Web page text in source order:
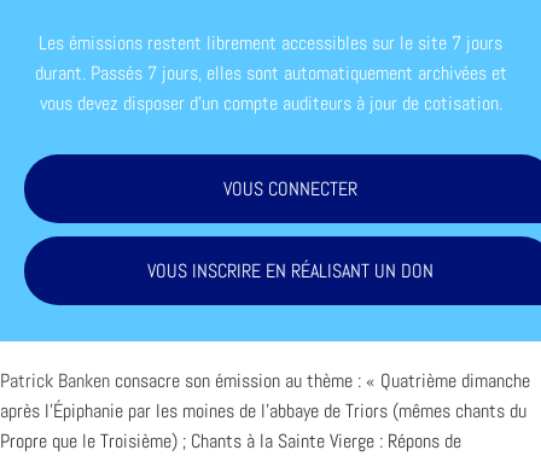
Les émissions restent librement accessibles sur le site 7 jours
durant. Passés 7 jours, elles sont automatiquement archivées et
vous devez disposer d'un compte auditeurs à jour de cotisation.
VOUS CONNECTER
VOUS INSCRIRE EN RÉALISANT UN DON
Patrick Banken consacre son émission au thème : « Quatrième dimanche
après l’Épiphanie par les moines de l’abbaye de Triors (mêmes chants du
Propre que le Troisième) ; Chants à la Sainte Vierge : Répons de